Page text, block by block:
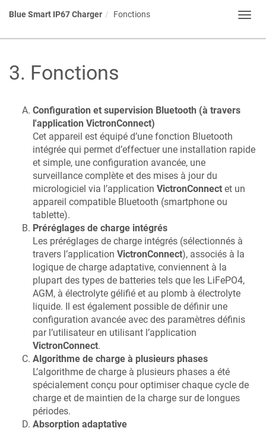
Blue Smart IP67 Charger Fonctions
3. Fonctions
Configuration et supervision Bluetooth (à travers
l'application VictronConnect)
Cet appareil est équipé d’une fonction Bluetooth
intégrée qui permet d’effectuer une installation rapide
et simple, une configuration avancée, une
surveillance complète et des mises à jour du
micrologiciel via l’application VictronConnect et un
appareil compatible Bluetooth (smartphone ou
tablette).
Préréglages de charge intégrés
Les préréglages de charge intégrés (sélectionnés à
travers l’application VictronConnect), associés à la
logique de charge adaptative, conviennent à la
plupart des types de batteries tels que les LiFePO4,
AGM, à électrolyte gélifié et au plomb à électrolyte
liquide. Il est également possible de définir une
configuration avancée avec des paramètres définis
par l’utilisateur en utilisant l’application
VictronConnect.
Algorithme de charge à plusieurs phases
L’algorithme de charge à plusieurs phases a été
spécialement conçu pour optimiser chaque cycle de
charge et de maintien de la charge sur de longues
périodes.
Absorption adaptative